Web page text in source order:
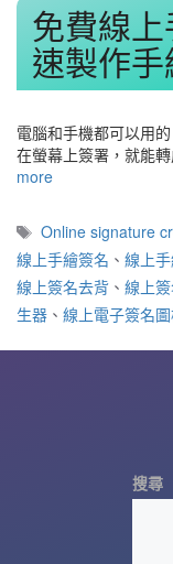
免費線
速製作手
電腦和手機都可以用
在螢幕上簽署，就能
more
標
籤
Online signature
線上手繪簽名 、 線上
線上簽名去背 、 線上
生器 、 線上電子簽名
搜尋